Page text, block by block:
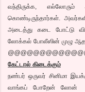
வந்திருக்க,
கொண்டிருந்தார்கள்.
அடைத்து கடை போட்டு
லோக்கல் போலீஸின் முழு
கேட்டால் கிடைக்கும்
நண்பர் ஒருவர் சினிமா
வாங்கப் போறேன் லோன்